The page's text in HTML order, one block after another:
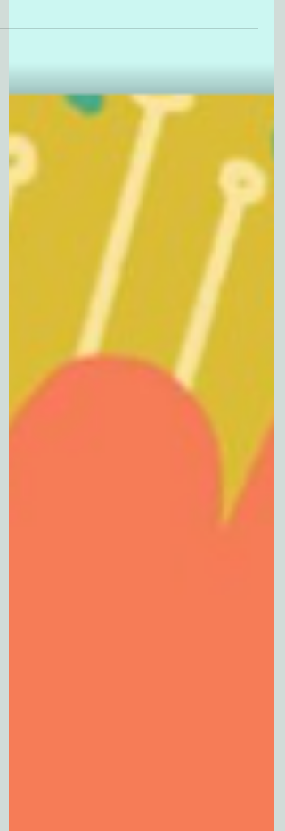
שנת זלדוש; קלמ&ליברמן פרק א
היא אוהבת לגלול אותי כשהיא כבר [כך היא
אומרת] לא בת אדם אלא מכונת הנקה תקועה
בתנוחת הרדמה, כרית אנושית עם מוח קיר ויד
חופשיה לתקשר עם...